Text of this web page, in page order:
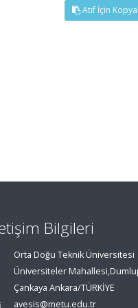
Atıf İçin
Bilgileri
Orta Doğu Teknik Üniversitesi
Üniversiteler
Çankaya Ankara/TÜRKİYE
avesis@metu.edu.tr